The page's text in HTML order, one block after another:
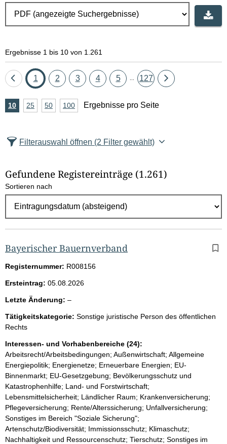
Ergebnisse 1 bis 10 von 1.261
Eine
zurück
Seite
1 Seite
2 Seite
3 Seite
4 Seite
5 Seite
127
Eine
A
z
l
E
g
e
b
n
s
s
e
p
r
o
S
e
i
t
e
10Ergebnisse
25Ergebnisse
50Ergebnisse
100Ergebnisse
Ergebnisse pro Seite
Filterauswahl öffnen (2 Filter gewählt)
Gefundene Registereinträge (1.261)
Sortieren nach
Bayerischer Bauernverband
Registernummer: R008156
Ersteintrag: 05.08.2026
Letzte Änderung: –l
e
Tätigkeitskategorie: Sonstige juristische Person des öffentlichen
Rechts
Interessen- und Vorhabenbereiche (24):
Arbeitsrecht/Arbeitsbedingungen; Außenwirtschaft; Allgemeine
Energiepolitik; Energienetze; Erneuerbare Energien; EU-
Binnenmarkt; EU-Gesetzgebung; Bevölkerungsschutz und
Katastrophenhilfe; Land- und Forstwirtschaft;
Lebensmittelsicherheit; Ländlicher Raum; Krankenversicherung;
Pflegeversicherung; Rente/Alterssicherung; Unfallversicherung;
Sonstiges im Bereich "Soziale Sicherung";
Artenschutz/Biodiversität; Immissionsschutz; Klimaschutz;
Nachhaltigkeit und Ressourcenschutz; Tierschutz; Sonstiges im